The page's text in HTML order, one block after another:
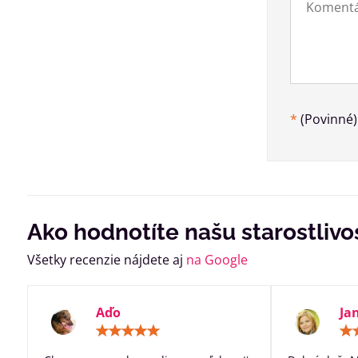
* (Povinné)
Ako hodnotíte našu
Všetky recenzie nájdete aj na Google
Aďo